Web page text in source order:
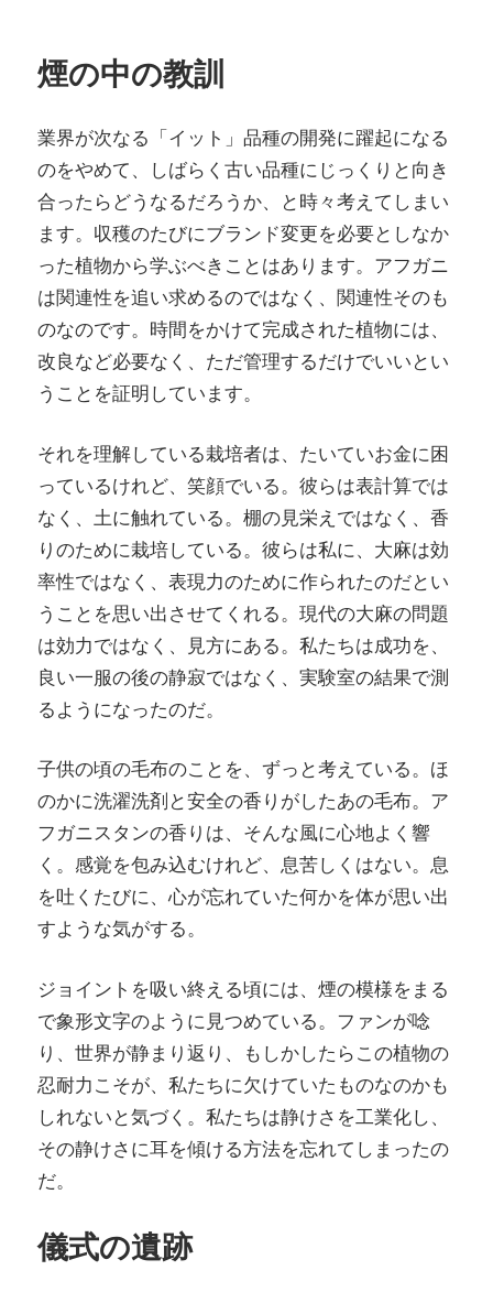
煙の中の教訓
業界が次なる「イット」品種の開発に躍起になる
のをやめて、しばらく古い品種にじっくりと向き
合ったらどうなるだろうか、と時々考えてしまい
ます。収穫のたびにブランド変更を必要としなか
った植物から学ぶべきことはあります。アフガニ
は関連性を追い求めるのではなく、関連性そのも
のなのです。時間をかけて完成された植物には、
改良など必要なく、ただ管理するだけでいいとい
うことを証明しています。
それを理解している栽培者は、たいていお金に困
っているけれど、笑顔でいる。彼らは表計算では
なく、土に触れている。棚の見栄えではなく、香
りのために栽培している。彼らは私に、大麻は効
率性ではなく、表現力のために作られたのだとい
うことを思い出させてくれる。現代の大麻の問題
は効力ではなく、見方にある。私たちは成功を、
良い一服の後の静寂ではなく、実験室の結果で測
るようになったのだ。
子供の頃の毛布のことを、ずっと考えている。ほ
のかに洗濯洗剤と安全の香りがしたあの毛布。ア
フガニスタンの香りは、そんな風に心地よく響
く。感覚を包み込むけれど、息苦しくはない。息
を吐くたびに、心が忘れていた何かを体が思い出
すような気がする。
ジョイントを吸い終える頃には、煙の模様をまる
で象形文字のように見つめている。ファンが唸
り、世界が静まり返り、もしかしたらこの植物の
忍耐力こそが、私たちに欠けていたものなのかも
しれないと気づく。私たちは静けさを工業化し、
その静けさに耳を傾ける方法を忘れてしまったの
だ。
儀式の遺跡